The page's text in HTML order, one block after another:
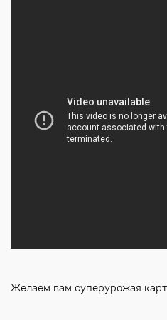
Желаем вам суперурожая